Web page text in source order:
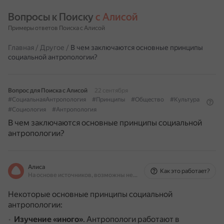
Вопросы к Поиску с Алисой
Примеры ответов Поиска с Алисой
Главная / Другое / В чем заключаются основные принципы
социальной антропологии?
Вопрос для Поиска с Алисой
22 сентября
#СоциальнаяАнтропология
#Принципы #Общество
#Культура
#Социология
#Антропология
В чем заключаются основные принципы социальной
антропологии?
Алиса
На основе источников, возможны неточности
Как это работает?
Некоторые основные принципы социальной
антропологии:
Изучение «иного». Антропологи работают в